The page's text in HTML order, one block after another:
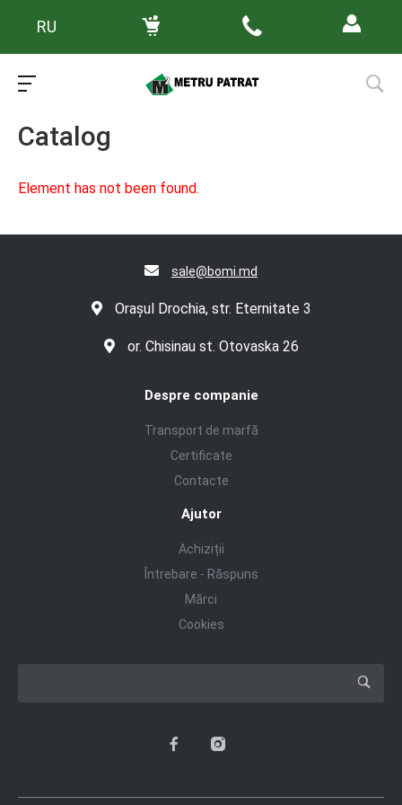
RU
Main Каталог товаров
Catalog
Element has not been found.
sale@bomi.md
Orașul Drochia, str. Eternitate 3
or. Chisinau st. Otovaska 26
Despre companie
Transport de marfă
Certificate
Contacte
Ajutor
Achiziții
Întrebare - Răspuns
Mărci
Cookies